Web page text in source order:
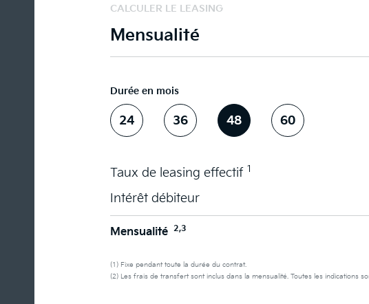
CALCULER LE LEASING
Mensualité
Durée en mois
24 36 48 60
Taux de leasing effectif 1
Intérêt débiteur
Mensualité 2,3
(1) Fixe pendant toute la durée du contrat.
(2) Les frais de transfert sont inclus dans la mensualité. Toutes les indications